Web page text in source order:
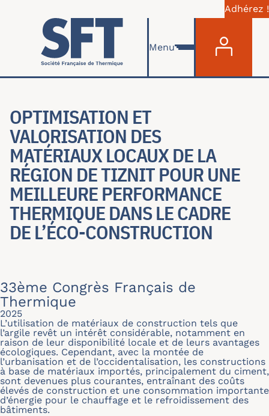
Aller au contenu principal
Adhérez !
Menu
OPTIMISATION ET
VALORISATION DES
MATÉRIAUX LOCAUX DE LA
RÉGION DE TIZNIT POUR UNE
MEILLEURE PERFORMANCE
THERMIQUE DANS LE CADRE
DE L’ÉCO-CONSTRUCTION
33ème Congrès Français de
Thermique
2025
L’utilisation de matériaux de construction tels que
l’argile revêt un intérêt considérable, notamment en
raison de leur disponibilité locale et de leurs avantages
écologiques. Cependant, avec la montée de
l’urbanisation et de l’occidentalisation, les constructions
à base de matériaux importés, principalement du ciment,
sont devenues plus courantes, entraînant des coûts
élevés de construction et une consommation importante
d’énergie pour le chauffage et le refroidissement des
bâtiments.